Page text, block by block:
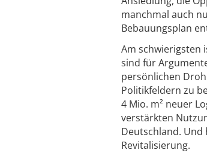
manchmal auch
Bebauungsplan
Am schwierigsten
sind für
persönlichen
Politikfeldern zu
4 Mio. m² neuer
verstärkten
Deutschland. Und
Revitalisierung.